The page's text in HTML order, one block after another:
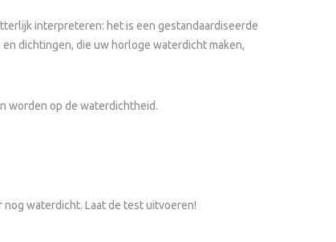
interpreteren: het is een gestandaardiseerde
dichtingen, die uw horloge waterdicht maken,
worden op de waterdichtheid.
waterdicht. Laat de test uitvoeren!